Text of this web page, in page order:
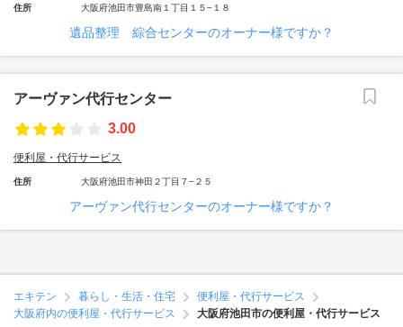
住所 大阪府池田市豊島南１丁目１５−１８
遺品整理 綜合センターのオーナー様ですか？
アーヴァン代行センター
3.00
便利屋・代行サービス
住所 大阪府池田市神田２丁目７−２５
アーヴァン代行センターのオーナー様ですか？
エキテン 暮らし・生活・住宅
便利屋・代行サービス
大阪府内の便利屋・代行サービス
大阪府池田市の便利屋・代行サービス